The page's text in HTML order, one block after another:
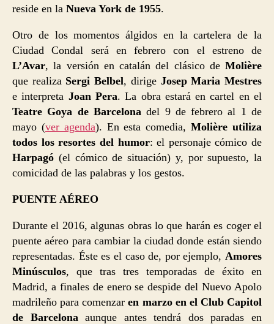
reside en la Nueva York de 1955.
Otro de los momentos álgidos en la cartelera de la
Ciudad Condal será en febrero con el estreno de
L’Avar, la versión en catalán del clásico de Molière
que realiza Sergi Belbel, dirige Josep Maria Mestres
e interpreta Joan Pera. La obra estará en cartel en el
Teatre Goya de Barcelona del 9 de febrero al 1 de
mayo (ver agenda). En esta comedia,Molière utiliza
todos los resortes del humor: el personaje cómico de
Harpagó (el cómico de situación) y, por supuesto, la
comicidad de las palabras y los gestos.
PUENTE AÉREO
Durante el 2016, algunas obras lo que harán es coger el
puente aéreo para cambiar la ciudad donde están siendo
representadas. Éste es el caso de, por ejemplo, Amores
Minúsculos, que tras tres temporadas de éxito en
Madrid, a finales de enero se despide del Nuevo Apolo
madrileño para comenzaren marzo en el Club Capitol
de Barcelona aunque antes tendrá dos paradas en